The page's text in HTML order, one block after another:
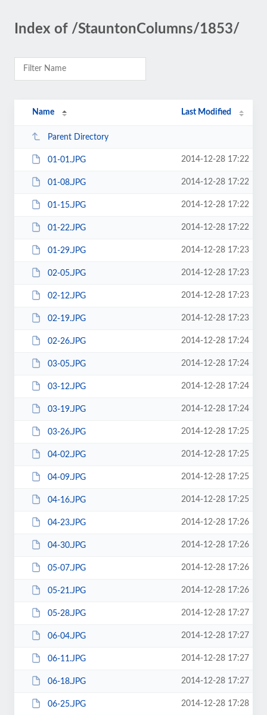
Index of /StauntonColumns/1853/
Name Last Modified
Parent Directory
01-01.JPG 2014-12-28 17:22
01-08.JPG 2014-12-28 17:22
01-15.JPG 2014-12-28 17:22
01-22.JPG 2014-12-28 17:22
01-29.JPG 2014-12-28 17:23
02-05.JPG 2014-12-28 17:23
02-12.JPG 2014-12-28 17:23
02-19.JPG 2014-12-28 17:23
02-26.JPG 2014-12-28 17:24
03-05.JPG 2014-12-28 17:24
03-12.JPG 2014-12-28 17:24
03-19.JPG 2014-12-28 17:24
03-26.JPG 2014-12-28 17:25
04-02.JPG 2014-12-28 17:25
04-09.JPG 2014-12-28 17:25
04-16.JPG 2014-12-28 17:25
04-23.JPG 2014-12-28 17:26
04-30.JPG 2014-12-28 17:26
05-07.JPG 2014-12-28 17:26
05-21.JPG 2014-12-28 17:26
05-28.JPG 2014-12-28 17:27
06-04.JPG 2014-12-28 17:27
06-11.JPG 2014-12-28 17:27
06-18.JPG 2014-12-28 17:27
06-25.JPG 2014-12-28 17:28